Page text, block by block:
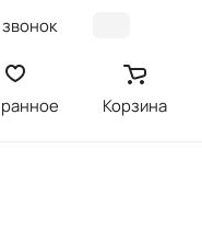
Корзина